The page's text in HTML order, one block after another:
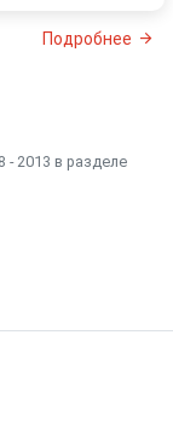
Подробнее
- 2013 в разделе